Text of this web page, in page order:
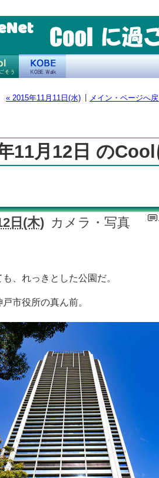
« 2015年11月11日(水) メイン・ページへ
11月12日 の
日(木) カメラ・写真
、れっきとした公園だ。
戸市役所の真ん前。